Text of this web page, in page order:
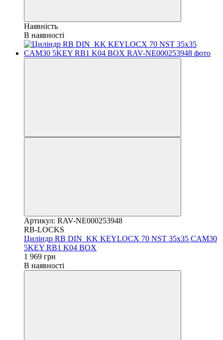
Наявність
В наявності
Артикул: RAV-NE000253948
RB-LOCKS
Циліндр RB DIN_KK KEYLOCX 70 NST 35x35 CAM30
5KEY RB1 K04 BOX
1 969 грн
В наявності